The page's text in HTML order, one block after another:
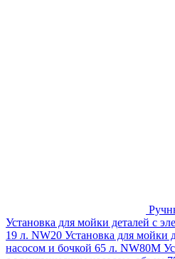
Установка для мойки деталей с
19 л. NW20 Установка для мойки
насосом и бочкой 65 л. NW80M